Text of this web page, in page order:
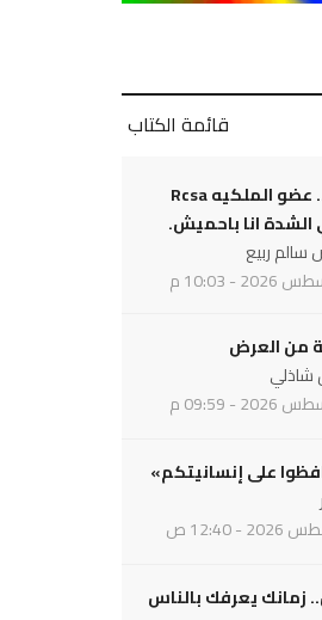
قائمة الكتاب
روائح الزمان .. عضو الملكيه Rcsa
الشدة انا باحميش.
ربيع
من العرض
شاذلي
على إنسانيتكم»
زمانك يعرفك بالناس